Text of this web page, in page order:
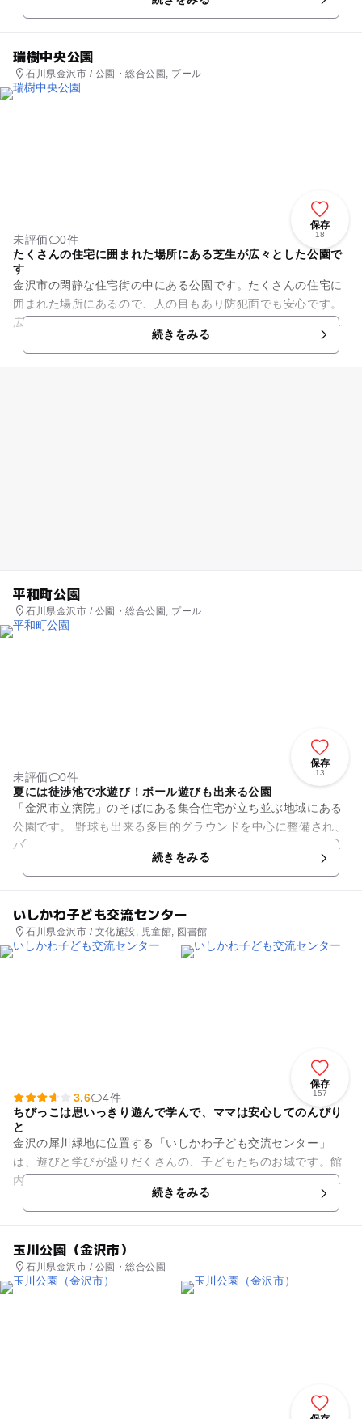
取公園として整備されていま...
瑞樹中央公園
石川県金沢市 / 公園・総合公園, プール
保存
18
未評価
0件
たくさんの住宅に囲まれた場所にある芝生が広々とした公園で
す
金沢市の閑静な住宅街の中にある公園です。たくさんの住宅に
囲まれた場所にあるので、人の目もあり防犯面でも安心です。
広々とした芝生が気持ち良く、見通しも良いので子どもが走り
続きをみる
平和町公園
石川県金沢市 / 公園・総合公園, プール
保存
13
未評価
0件
夏には徒渉池で水遊び！ボール遊びも出来る公園
「金沢市立病院」のそばにある集合住宅が立ち並ぶ地域にある
公園です。 野球も出来る多目的グラウンドを中心に整備され、
バスケットゴールもあり、ボール遊びもたくさんできる公園に
なっています。芝生や緑...続きをみる
いしかわ子ども交流センター
石川県金沢市 / 文化施設, 児童館, 図書館
保存
157
3.6
4件
ちびっこは思いっきり遊んで学んで、ママは安心してのんびり
と
金沢の犀川緑地に位置する「いしかわ子ども交流センター」
は、遊びと学びが盛りだくさんの、子どもたちのお城です。館
内には、鉄道模型展示、図書室、プラネタリウム、昆虫コーナ
ー、プレイルームなどなど。屋...
続きをみる
玉川公園（金沢市）
石川県金沢市 / 公園・総合公園